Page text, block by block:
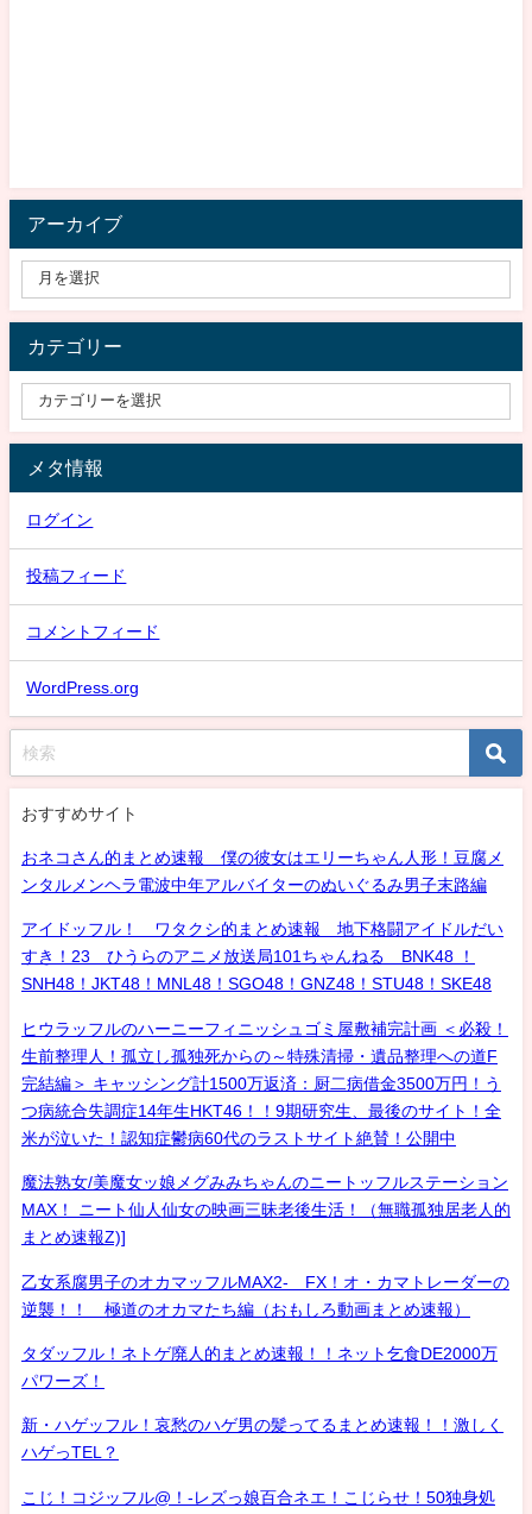
アーカイブ
カテゴリー
メタ情報
ログイン
投稿フィード
コメントフィード
WordPress.org
おすすめサイト
おネコさん的まとめ速報 僕の彼女はエリーちゃん人形！豆腐メ
ンタルメンヘラ電波中年アルバイターのぬいぐるみ男子末路編
アイドッフル！ ワタクシ的まとめ速報 地下格闘アイドルだい
すき！23 ひうらのアニメ放送局101ちゃんねる BNK48 ！
SNH48！JKT48！MNL48！SGO48！GNZ48！STU48！SKE48
ヒウラッフルのハーニーフィニッシュゴミ屋敷補完計画 ＜必殺！
生前整理人！孤立し孤独死からの～特殊清掃・遺品整理への道F
完結編＞ キャッシング計1500万返済：厨二病借金3500万円！う
つ病統合失調症14年生HKT46！！9期研究生、最後のサイト！全
米が泣いた！認知症鬱病60代のラストサイト絶賛！公開中
魔法熟女/美魔女ッ娘メグみみちゃんのニートッフルステーション
MAX！ ニート仙人仙女の映画三昧老後生活！（無職孤独居老人的
まとめ速報Z)]
乙女系腐男子のオカマッフルMAX2- FX！オ・カマトレーダーの
逆襲！！ 極道のオカマたち編（おもしろ動画まとめ速報）
タダッフル！ネトゲ廃人的まとめ速報！！ネット乞食DE2000万
パワーズ！
新・ハゲッフル！哀愁のハゲ男の髪ってるまとめ速報！！激しく
ハゲっTEL？
こじ！コジッフル@！-レズっ娘百合ネエ！こじらせ！50独身処